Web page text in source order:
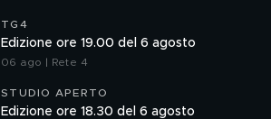
TG4
Edizione ore 19.00 del 6 agosto
06 ago | Rete 4
STUDIO APERTO
Edizione ore 18.30 del 6 agosto